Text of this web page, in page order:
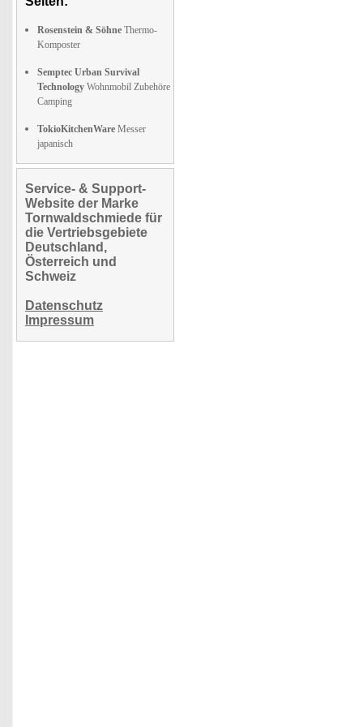
Rosenstein & Söhne Thermo-
Komposter
Semptec Urban Survival
Technology Wohnmobil Zubehöre
Camping
TokioKitchenWare Messer
japanisch
Service- & Support-
Website der Marke
Tornwaldschmiede für
die Vertriebsgebiete
Deutschland,
Österreich und
Schweiz
Datenschutz
Impressum